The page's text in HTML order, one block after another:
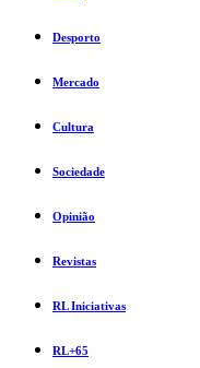
Desporto
Mercado
Cultura
Sociedade
Opinião
Revistas
RL Iniciativas
RL+65